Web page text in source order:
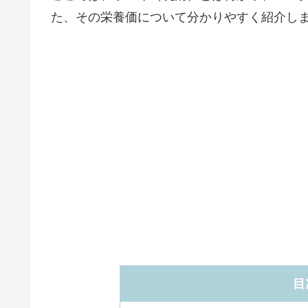
た、その栄養価について分かりやすく紹介しま